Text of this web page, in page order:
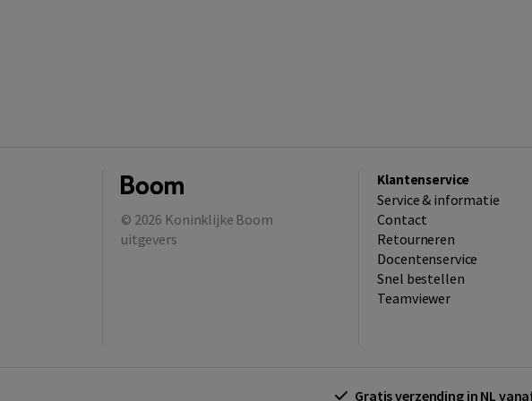
© 2026 Koninklijke Boom
uitgevers
Klantenservice
Service & informatie
Contact
Retourneren
Docentenservice
Snel bestellen
Teamviewer
Gratis verzending in NL